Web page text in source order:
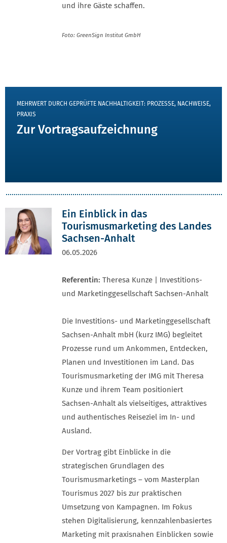
und ihre Gäste schaffen.
Foto: GreenSign Institut GmbH
MEHRWERT DURCH GEPRÜFTE NACHHALTIGKEIT: PROZESSE, NACHWEISE,
PRAXIS
Zur Vortragsaufzeichnung
Ein Einblick in das
Tourismusmarketing des Landes
Sachsen-Anhalt
06.05.2026
Referentin: Theresa Kunze | Investitions-
und Marketinggesellschaft Sachsen-Anhalt
Die Investitions- und Marketinggesellschaft
Sachsen-Anhalt mbH (kurz IMG) begleitet
Prozesse rund um Ankommen, Entdecken,
Planen und Investitionen im Land. Das
Tourismusmarketing der IMG mit Theresa
Kunze und ihrem Team positioniert
Sachsen-Anhalt als vielseitiges, attraktives
und authentisches Reiseziel im In- und
Ausland.
Der Vortrag gibt Einblicke in die
strategischen Grundlagen des
Tourismusmarketings – vom Masterplan
Tourismus 2027 bis zur praktischen
Umsetzung von Kampagnen. Im Fokus
stehen Digitalisierung, kennzahlenbasiertes
Marketing mit praxisnahen Einblicken sowie